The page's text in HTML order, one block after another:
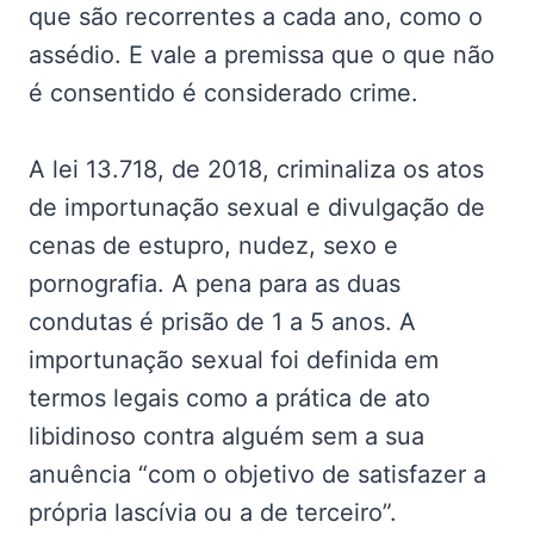
que são recorrentes a cada ano, como o
assédio. E vale a premissa que o que não
é consentido é considerado crime.
A lei 13.718, de 2018, criminaliza os atos
de importunação sexual e divulgação de
cenas de estupro, nudez, sexo e
pornografia. A pena para as duas
condutas é prisão de 1 a 5 anos. A
importunação sexual foi definida em
termos legais como a prática de ato
libidinoso contra alguém sem a sua
anuência “com o objetivo de satisfazer a
própria lascívia ou a de terceiro”.